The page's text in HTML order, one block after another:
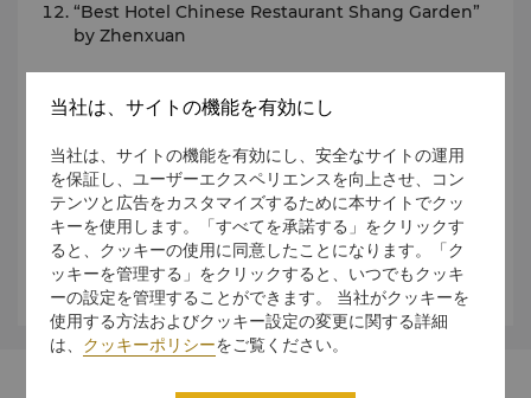
“Best Hotel Chinese Restaurant Shang Garden”
by Zhenxuan
Share
For more details or other press enquiries, please
contact our Director of Communications.
Anna Hu
anna.hu@shangri-la.com
Tel: (86 755) 8828 4088
当社は、サイトの機能を有効にし
当社は、サイトの機能を有効にし、安全なサイトの運用
を保証し、ユーザーエクスペリエンスを向上させ、コン
テンツと広告をカスタマイズするために本サイトでクッ
キーを使用します。「すべてを承諾する」をクリックす
ると、クッキーの使用に同意したことになります。「ク
ッキーを管理する」をクリックすると、いつでもクッキ
ーの設定を管理することができます。 当社がクッキーを
使用する方法およびクッキー設定の変更に関する詳細
は、 クッキーポリシーをご覧ください。